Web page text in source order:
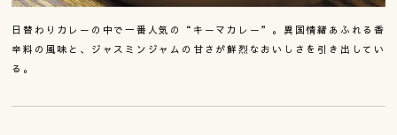
日替わりカレーの中で一番人気の“キーマカレー”。異国情緒あふれる香
辛料の風味と、ジャスミンジャムの甘さが鮮烈なおいしさを引き出してい
る。